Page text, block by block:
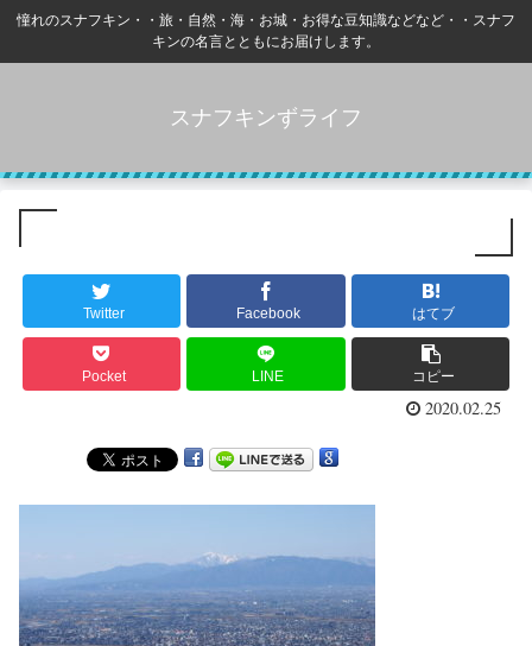
憧れのスナフキン・・旅・自然・海・お城・お得な豆知識などなど・・スナフ
キンの名言とともにお届けします。
スナフキンずライフ
Twitter Facebook はてブ
Pocket LINE コピー
2020.02.25